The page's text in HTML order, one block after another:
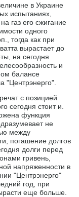
в Украине
испытаниях,
газ его сжигание
одного
тогда как при
вырастает до
на сегодня
и
балансе
"Центрэнерго".
с позицией
сегодня стоит и.
функция
не
между
погашение долгов
долги перед
гривень,
напряженности в
"Центрэнерго"
год, при
еще больше.